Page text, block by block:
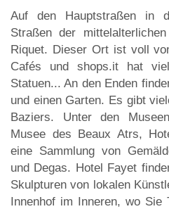
Auf den Hauptstraßen in
Straßen der
Riquet. Dieser Ort ist voll
Cafés und shops.it hat
Statuen... An den Enden
und einen Garten. Es gibt
Baziers. Unter den
Musee des Beaux Atrs,
eine Sammlung von
und Degas. Hotel Fayet
Skulpturen von lokalen
Innenhof im Inneren, wo Sie